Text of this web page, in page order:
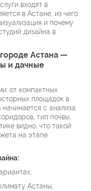
входят в
в Астане, из чего
и почему
дизайна в
Астана —
и дачные
от компактных
площадок в
с анализа:
тип почвы,
видно, что такой
на этапе
Астаны;